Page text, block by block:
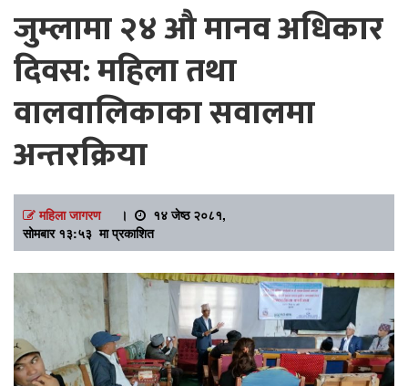
जुम्लामा २४ औ मानव अधिकार
दिवस: महिला तथा
वालवालिकाका सवालमा
अन्तरक्रिया
महिला जागरण।
१४ जेष्ठ २०८१,
सोमबार १३:५३ मा प्रकाशित